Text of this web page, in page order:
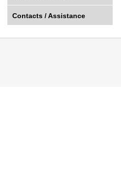
Contacts / Assistance